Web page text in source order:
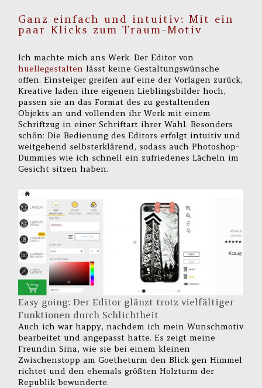
Ganz einfach und intuitiv: Mit ein
paar Klicks zum Traum-Motiv
Ich machte mich ans Werk. Der Editor von
huellegestaltenlässt keine Gestaltungswünsche
offen. Einsteiger greifen auf eine der Vorlagen zurück,
Kreative laden ihre eigenen Lieblingsbilder hoch,
passen sie an das Format des zu gestaltenden
Objekts an und vollenden ihr Werk mit einem
Schriftzug in einer Schriftart ihrer Wahl. Besonders
schön: Die Bedienung des Editors erfolgt intuitiv und
weitgehend selbsterklärend, sodass auch Photoshop-
Dummies wie ich schnell ein zufriedenes Lächeln im
Gesicht sitzen haben.
Easy going: Der Editor glänzt trotz vielfältiger
Funktionen durch Schlichtheit
Auch ich war happy, nachdem ich mein Wunschmotiv
bearbeitet und angepasst hatte. Es zeigt meine
Freundin Sina, wie sie bei einem kleinen
Zwischenstopp am Goetheturm den Blick gen Himmel
richtet und den ehemals größten Holzturm der
Republik bewunderte.